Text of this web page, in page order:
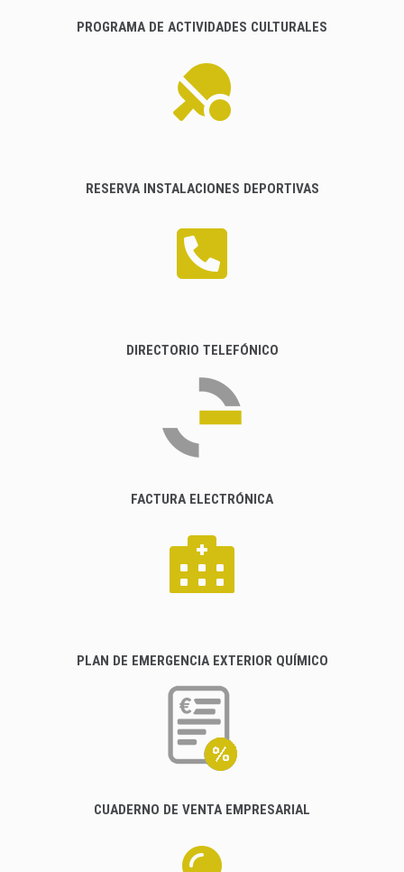
PROGRAMA DE ACTIVIDADES CULTURALES
RESERVA INSTALACIONES DEPORTIVAS
DIRECTORIO TELEFÓNICO
FACTURA ELECTRÓNICA
PLAN DE EMERGENCIA EXTERIOR QUÍMICO
CUADERNO DE VENTA EMPRESARIAL